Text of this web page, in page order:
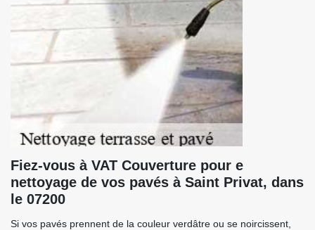
Fiez-vous à VAT Couverture pour e
nettoyage de vos pavés à Saint Privat, dans
le 07200
Si vos pavés prennent de la couleur verdâtre ou se noircissent,